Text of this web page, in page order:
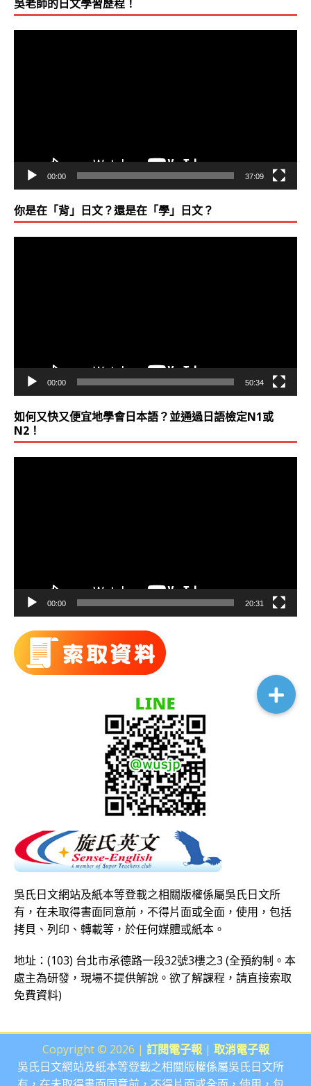
吳老師的日文學習歷程！
00:00 37:09
你是在「背」日文？還是在「學」日文？
00:00 50:34
如何又快又便宜地學會日本語？並通過日語檢定N1或
N2！
00:00 20:31
吳氏日文網站及紙本等登載之相關版權係屬吳氏日文所
有，在未取得書面同意前，不得片面或全面，使用，包括
拷貝、列印、轉載等，於任何媒體或紙本。
地址：(103) 台北市承德路一段32號3樓之3 (全預約制。本
處主為研發，現場不提供解說。欲了解課程，請直接索取
免費資料)
Copyright © 2026 | 訂閱電子報| 取消電子報
吳氏日文網站及紙本等登載之相關版權係屬吳氏日文所